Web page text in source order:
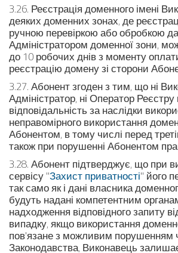
3.26. Реєстрація доменного імені
деяких доменних зонах, де
ручною перевіркою або обробкою
Адміністратором доменної зони,
до 10 робочих днів з моменту
реєстрацію домену зі сторони
3.27. Абонент згоден з тим, що ні
Адміністратор, ні Оператор
відповідальність за наслідки
неправомірного використання
Абонентом, в тому числі перед
також при порушенні Абонентом
3.28. Абонент підтверджує, що при
сервісу "Захист приватності" його
так само як і дані власника
будуть надані компетентним
надходження відповідного запиту
випадку, якщо використання
пов'язане з можливим порушенням
Законодавства, Виконавець